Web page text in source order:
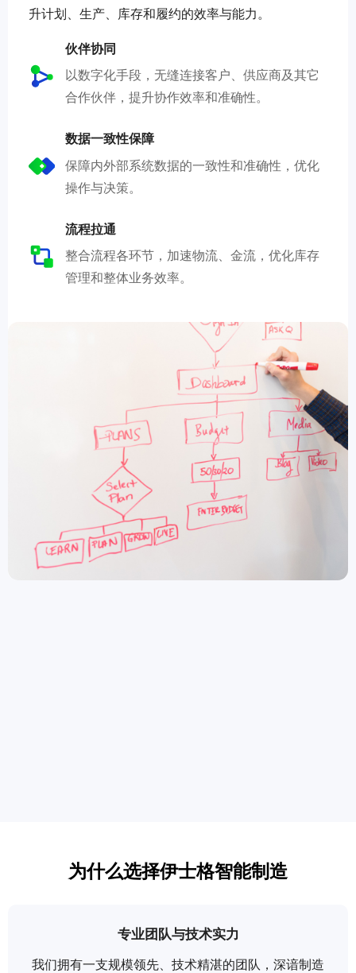
升计划、生产、库存和履约的效率与能力。
伙伴协同
以数字化手段，无缝连接客户、供应商及其它
合作伙伴，提升协作效率和准确性。
数据一致性保障
保障内外部系统数据的一致性和准确性，优化
操作与决策。
流程拉通
整合流程各环节，加速物流、金流，优化库存
管理和整体业务效率。
为什么选择伊士格智能制造
专业团队与技术实力
我们拥有一支规模领先、技术精湛的团队，深谙制造